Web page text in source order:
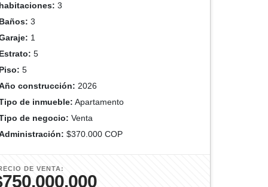
3
3
1
5
5
construcción: 2026
de inmueble: Apartamento
de negocio: Venta
$370.000 COP
DE VENTA: